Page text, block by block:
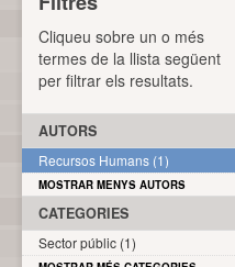
Cliqueu sobre un o més
termes de la llista següent
per filtrar els resultats.
AUTORS
Recursos Humans (1)
MOSTRAR MENYS AUTORS
CATEGORIES
Sector públic (1)